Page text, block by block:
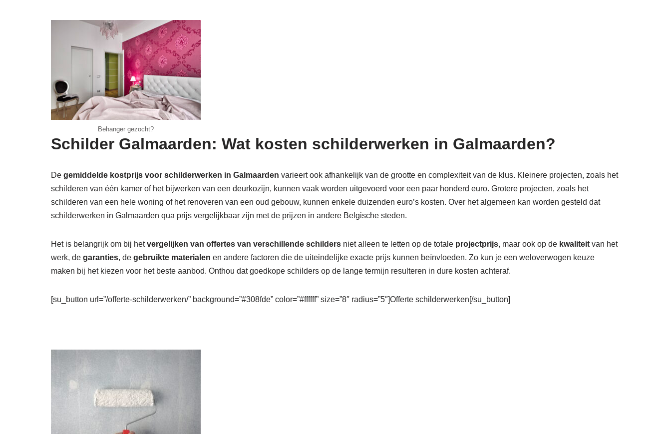
Behanger gezocht?
Schilder Galmaarden: Wat kosten schilderwerken in Galmaarden?
De gemiddelde kostprijs voor schilderwerken in Galmaarden varieert ook afhankelijk van de grootte en complexiteit van de klus. Kleinere projecten, zoals het
schilderen van één kamer of het bijwerken van een deurkozijn, kunnen vaak worden uitgevoerd voor een paar honderd euro. Grotere projecten, zoals het
schilderen van een hele woning of het renoveren van een oud gebouw, kunnen enkele duizenden euro’s kosten. Over het algemeen kan worden gesteld dat
schilderwerken in Galmaarden qua prijs vergelijkbaar zijn met de prijzen in andere Belgische steden.
Het is belangrijk om bij hetvergelijken van offertes van verschillende schilders niet alleen te letten op de totale projectprijs, maar ook op de kwaliteit van het
werk, de garanties, de gebruikte materialen en andere factoren die de uiteindelijke exacte prijs kunnen beïnvloeden. Zo kun je een weloverwogen keuze
maken bij het kiezen voor het beste aanbod. Onthou dat goedkope schilders op de lange termijn resulteren in dure kosten achteraf.
[su_button url=”/offerte-schilderwerken/” background=”#308fde” color=”#ffffff” size=”8″ radius=”5″]Offerte schilderwerken[/su_button]